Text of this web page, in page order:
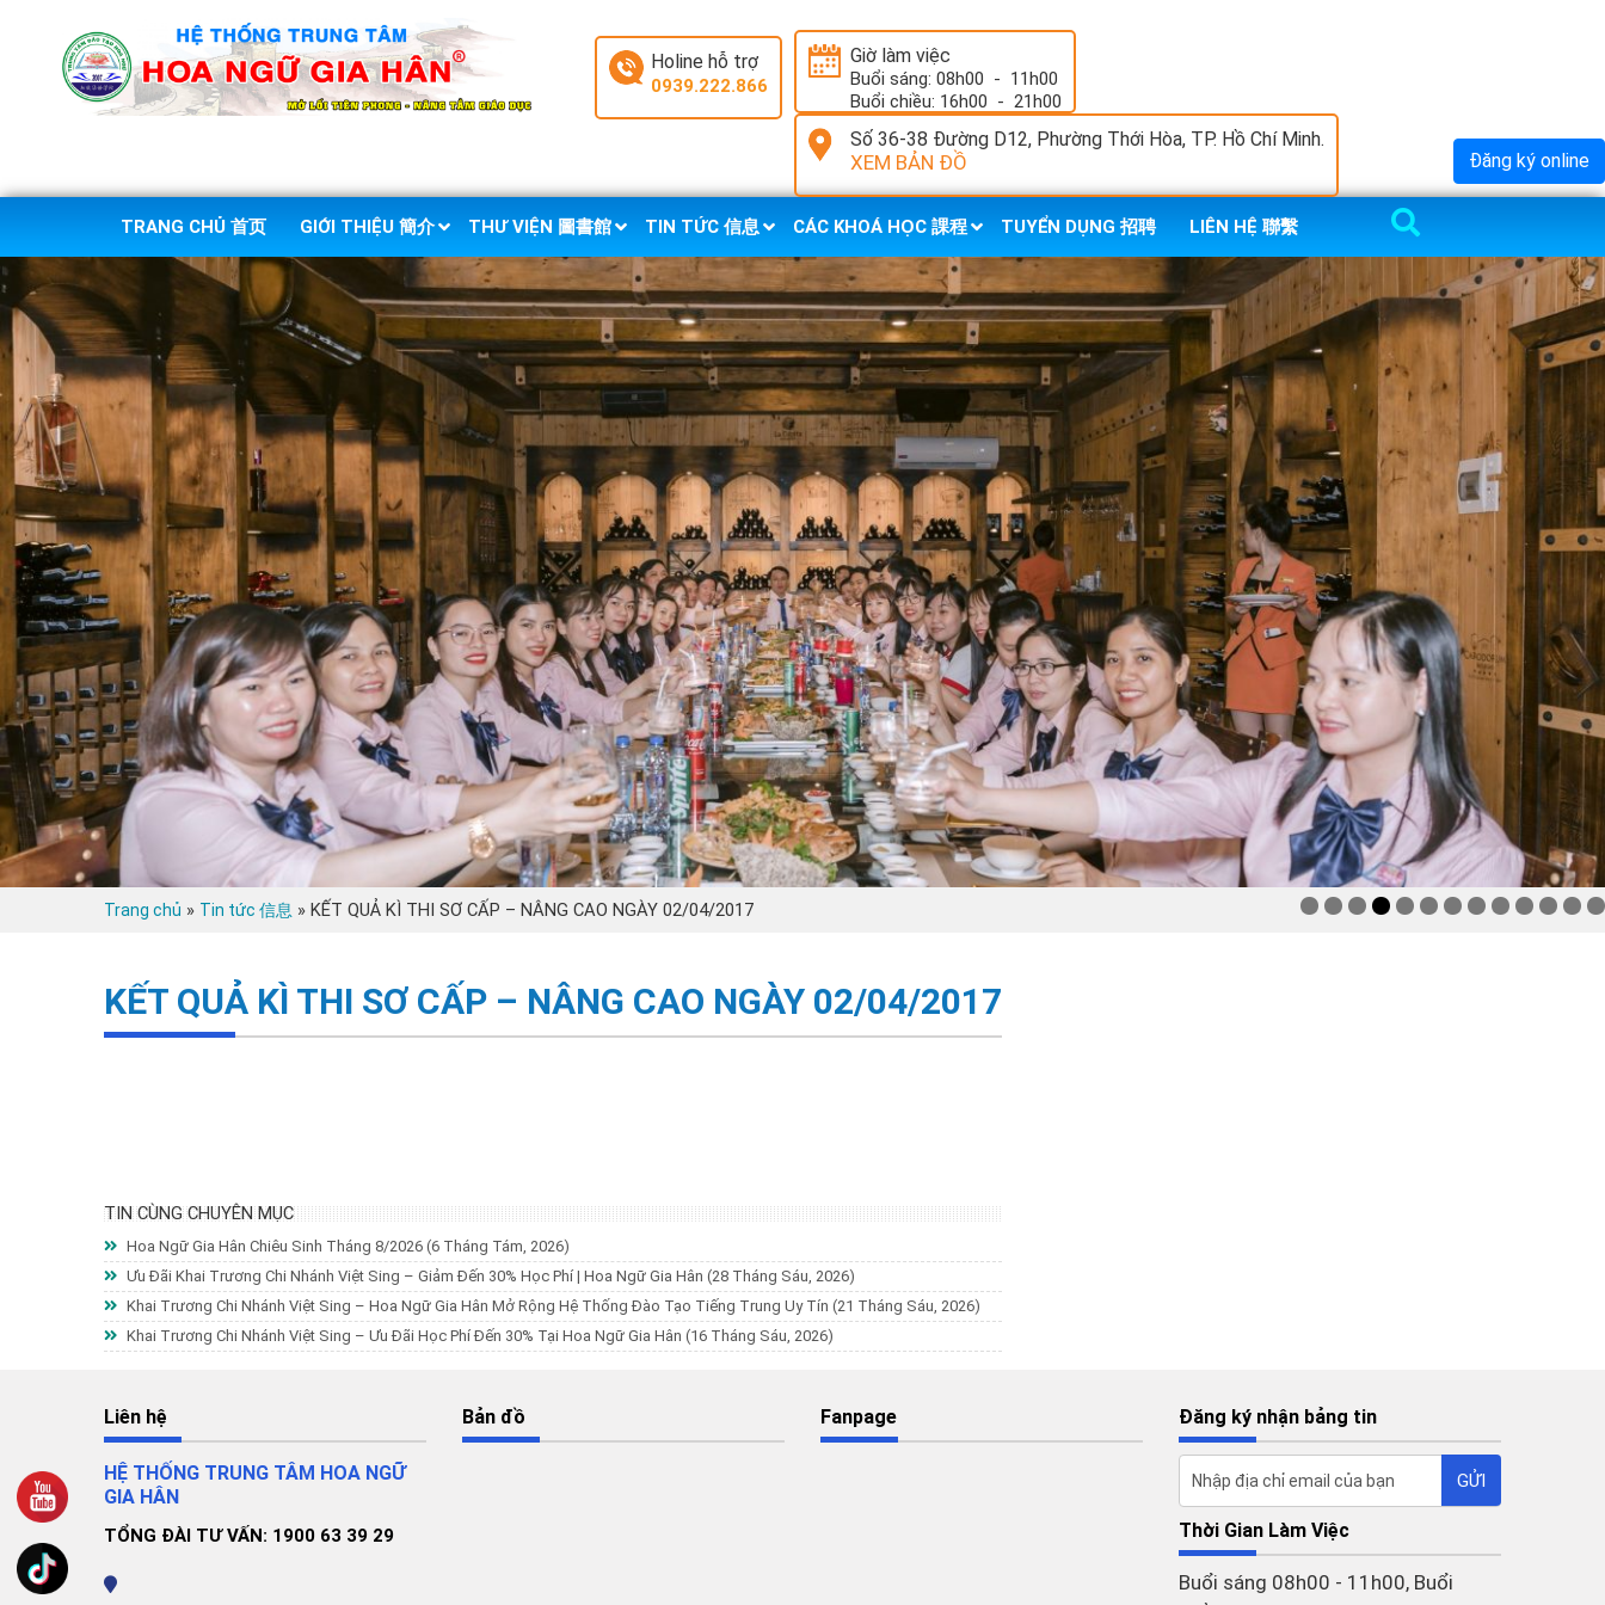
Holine hỗ trợ
0939.222.866
Giờ làm việc
Buổi sáng: 08h00 - 11h00
Buổi chiều: 16h00 - 21h00
Số 36-38 Đường D12, Phường Thới Hòa, TP. Hồ Chí Minh.
XEM BẢN ĐỒ
TRANG CHỦ 首页 GIỚI THIỆU 簡介 THƯ VIỆN 圖書館 TIN TỨC 信息 CÁC KHOÁ HỌC 課程 TUYỂN DỤNG 招聘 LIÊN HỆ 聯繫
Trang chủ » Tin tức 信息 » KẾT QUẢ KÌ THI SƠ CẤP – NÂNG CAO NGÀY 02/04/2017
KẾT QUẢ KÌ THI SƠ CẤP – NÂNG CAO NGÀY 02/04/2017
TIN CÙNG CHUYÊN MỤC
Hoa Ngữ Gia Hân Chiêu Sinh Tháng 8/2026 (6 Tháng Tám, 2026)
Ưu Đãi Khai Trương Chi Nhánh Việt Sing – Giảm Đến 30% Học Phí | Hoa Ngữ Gia Hân (28 Tháng Sáu, 2026)
Khai Trương Chi Nhánh Việt Sing – Hoa Ngữ Gia Hân Mở Rộng Hệ Thống Đào Tạo Tiếng Trung Uy Tín (21 Tháng Sáu, 2026)
Khai Trương Chi Nhánh Việt Sing – Ưu Đãi Học Phí Đến 30% Tại Hoa Ngữ Gia Hân (16 Tháng Sáu, 2026)
Liên hệ
HỆ THỐNG TRUNG TÂM HOA NGỮ
GIA HÂN
TỔNG ĐÀI TƯ VẤN: 1900 63 39 29
Bản đồ Fanpage Đăng ký nhận bảng tin
Thời Gian Làm Việc
Buổi sáng 08h00 - 11h00, Buổi
Đăng ký online